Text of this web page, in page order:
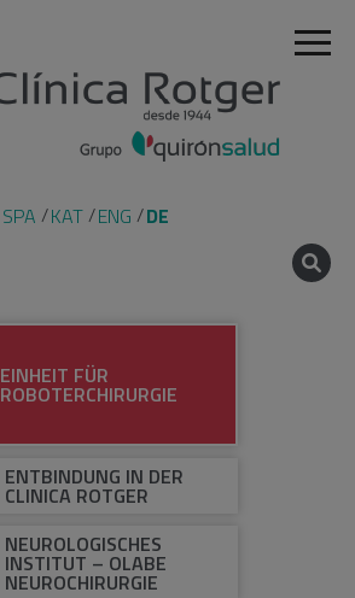
SPA KAT ENG DE
EINHEIT FÜR
ROBOTERCHIRURGIE
ENTBINDUNG IN DER
CLINICA ROTGER
NEUROLOGISCHES
INSTITUT – OLABE
NEUROCHIRURGIE